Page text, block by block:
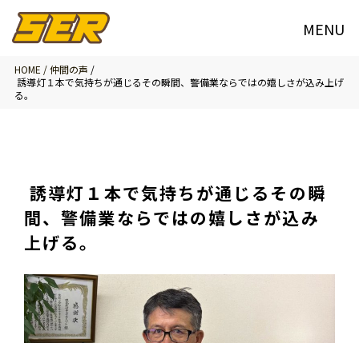
HOME /仲間の声 /
誘導灯１本で気持ちが通じるその瞬間、警備業ならではの嬉しさが込み上げ
る。
誘導灯１本で気持ちが通じるその瞬
間、警備業ならではの嬉しさが込み
上げる。